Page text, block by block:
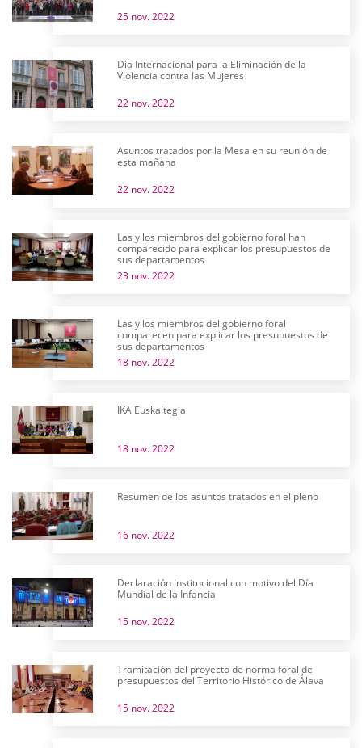
25 nov. 2022
Día Internacional para la Eliminación de la
Violencia contra las Mujeres
22 nov. 2022
Asuntos tratados por la Mesa en su reunión de
esta mañana
22 nov. 2022
Las y los miembros del gobierno foral han
comparecido para explicar los presupuestos de
sus departamentos
23 nov. 2022
Las y los miembros del gobierno foral
comparecen para explicar los presupuestos de
sus departamentos
18 nov. 2022
IKA Euskaltegia
18 nov. 2022
Resumen de los asuntos tratados en el pleno
16 nov. 2022
Declaración institucional con motivo del Día
Mundial de la Infancia
15 nov. 2022
Tramitación del proyecto de norma foral de
presupuestos del Territorio Histórico de Álava
15 nov. 2022